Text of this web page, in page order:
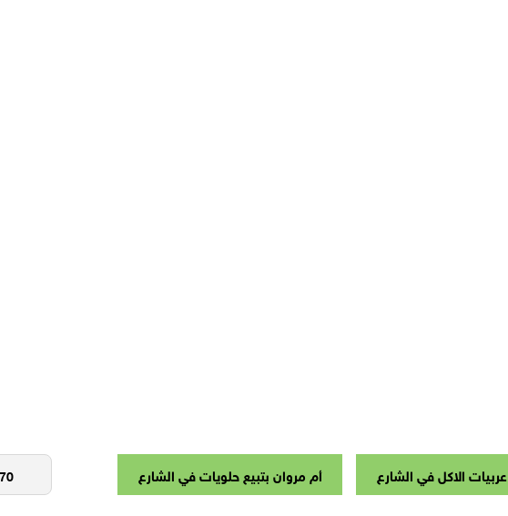
عربيات الاكل في الشارع أم مروان بتبيع حلويات في الشارع